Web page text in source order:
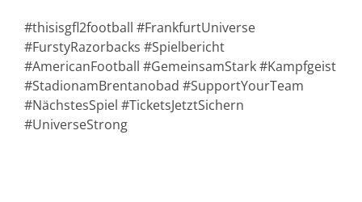
#thisisgfl2football #FrankfurtUniverse
#FurstyRazorbacks #Spielbericht
#AmericanFootball #GemeinsamStark #Kampfgeist
#StadionamBrentanobad #SupportYourTeam
#NächstesSpiel #TicketsJetztSichern
#UniverseStrong